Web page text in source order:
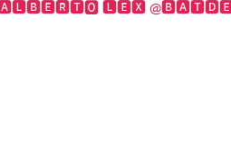
🅰🅻🅱🅴🆁🆃🅾 🅻🅴🆇